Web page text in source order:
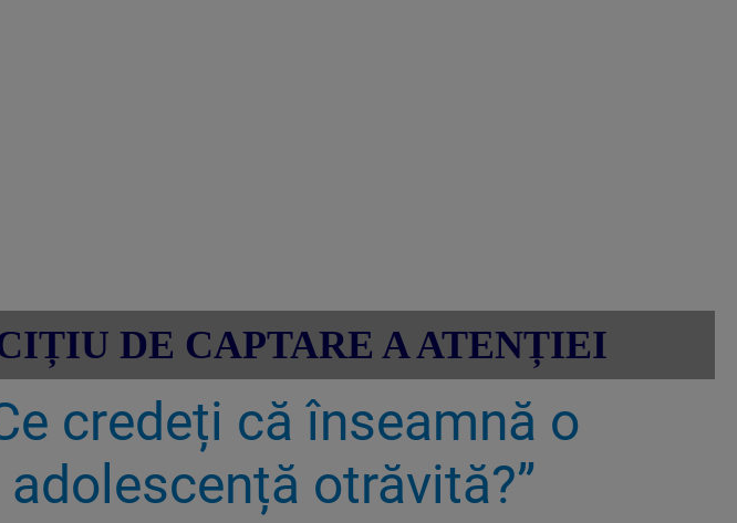
DE CAPTARE A ATENȚIEI
credeți că înseamnă o
adolescență otrăvită?”